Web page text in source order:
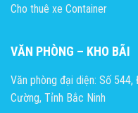
Cho thuê xe Container
VĂN PHÒNG – KHO BÃI
Văn phòng đại diện: Số
Cường, Tỉnh Bắc Ninh